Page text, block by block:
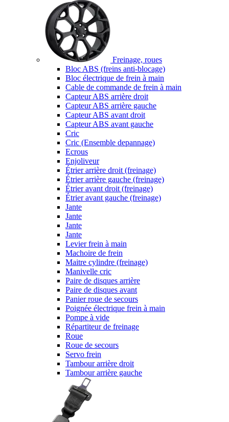
Freinage, roues
Bloc ABS (freins anti-blocage)
Bloc électrique de frein à main
Cable de commande de frein à main
Capteur ABS arrière droit
Capteur ABS arrière gauche
Capteur ABS avant droit
Capteur ABS avant gauche
Cric
Cric (Ensemble depannage)
Ecrous
Enjoliveur
Étrier arrière droit (freinage)
Étrier arrière gauche (freinage)
Étrier avant droit (freinage)
Étrier avant gauche (freinage)
Jante
Jante
Jante
Jante
Levier frein à main
Machoire de frein
Maitre cylindre (freinage)
Manivelle cric
Paire de disques arrière
Paire de disques avant
Panier roue de secours
Poignée électrique frein à main
Pompe à vide
Répartiteur de freinage
Roue
Roue de secours
Servo frein
Tambour arrière droit
Tambour arrière gauche